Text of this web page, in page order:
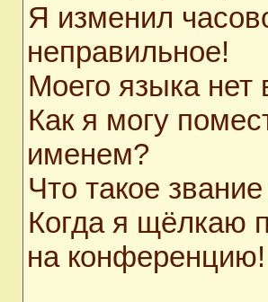
Я изменил
неправильное!
Моего языка нет
Как я могу
именем?
Что такое
Когда я щёлкаю
на конференцию!